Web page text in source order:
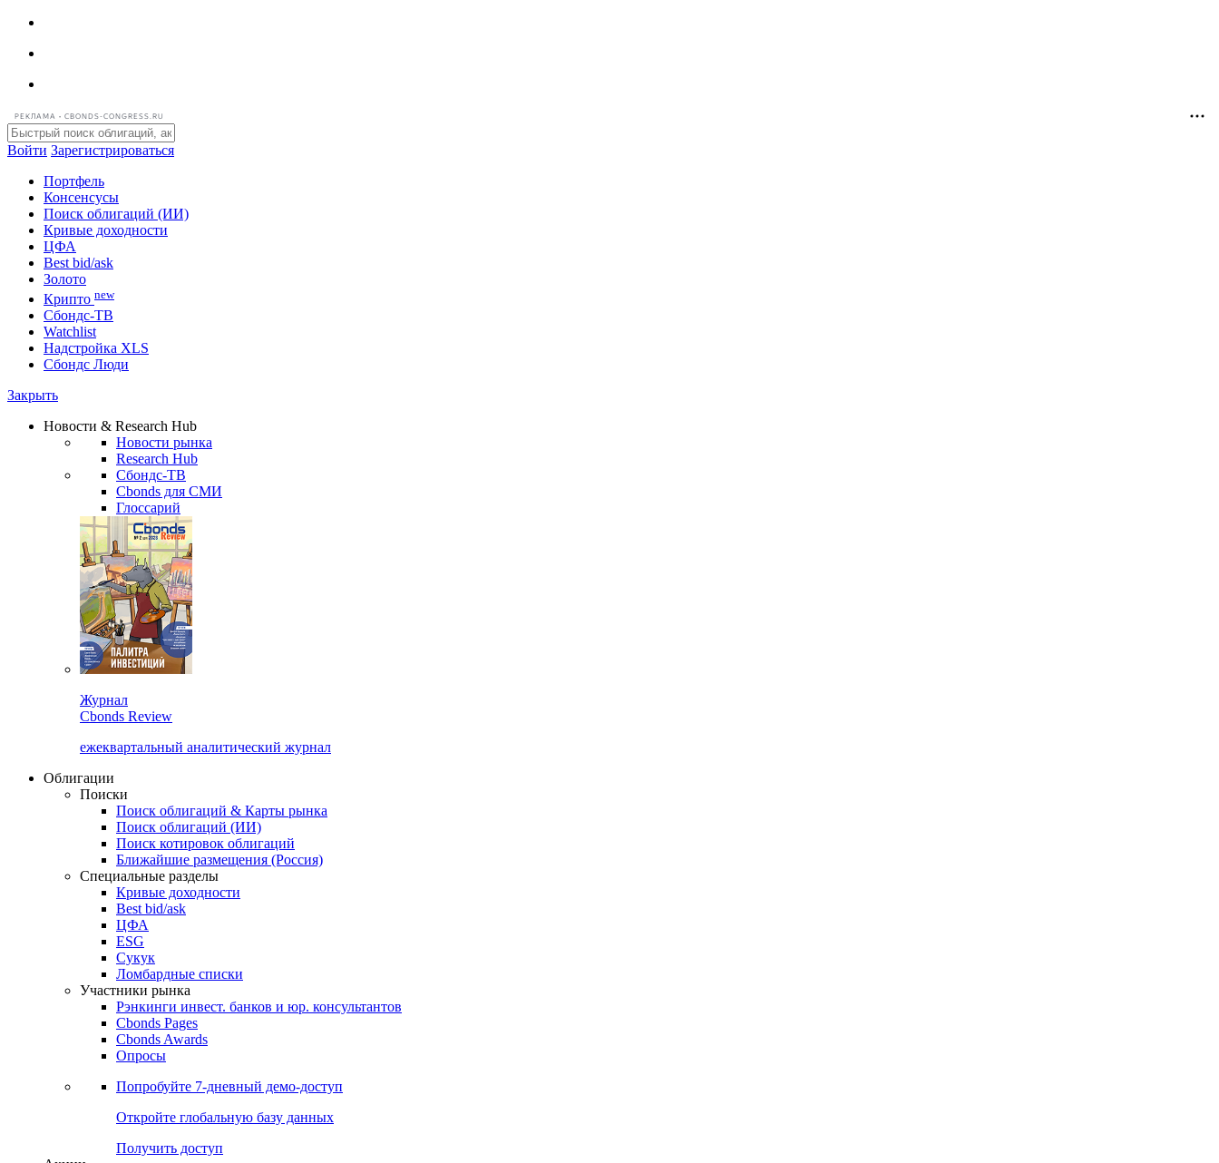
РЕКЛАМА • CBONDS-CONGRESS.RU
Войти Зарегистрироваться
Портфель
Консенсусы
Поиск облигаций (ИИ)
Кривые доходности
ЦФА
Best bid/ask
Золото
Криптоnew
Сбондс-ТВ
Надстройка XLS
Сбондс Люди
Новости & Research Hub
Новости рынка
Research Hub
Сбондс-ТВ
Cbonds для СМИ
Глоссарий
Журнал
Cbonds Review
ежеквартальный аналитический журнал
Облигации
Поиски
Поиск облигаций & Карты рынка
Поиск облигаций (ИИ)
Поиск котировок облигаций
Ближайшие размещения (Россия)
Специальные разделы
Кривые доходности
Best bid/ask
ЦФА
ESG
Сукук
Ломбардные списки
Участники рынка
Рэнкинги инвест. банков и юр. консультантов
Cbonds Pages
Cbonds Awards
Опросы
Попробуйте7-дневный